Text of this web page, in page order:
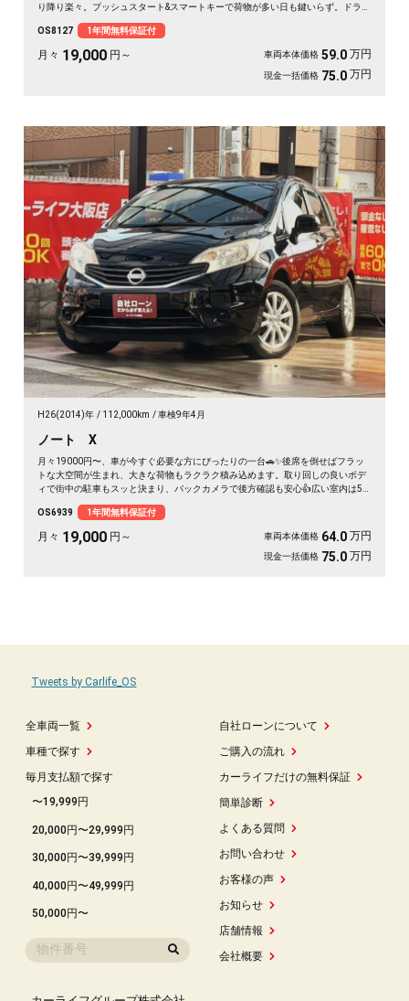
り降り楽々。プッシュスタート&スマートキーで荷物が多い日も鍵いらず。ドライ
ラットシートで一息つける、そんな相棒になる1台。《1年保証付》💫👍
OS8127 1年間無料保証付
月々 19,000 円～ 車両本体価格 59.0 万円
現金一括価格 75.0 万円
H26(2014)年 112,000km 車検9年4月
ノート X
月々19000円〜、車が今すぐ必要な方にぴったりの一台🚗✨後席を倒せばフラッ
トな大空間が生まれ、大きな荷物もラクラク積み込めます。取り回しの良いボデ
ィで街中の駐車もスッと決まり、バックカメラで後方確認も安心👍広い室内は5
通勤から週末の外出まで頼れる相棒に💫走行距離もまだまだ元気。《1年保証
付》
OS6939 1年間無料保証付
月々 19,000 円～ 車両本体価格 64.0 万円
現金一括価格 75.0 万円
全車両一覧
車種で探す
毎月支払額で探す
〜19,999円
20,000円〜29,999円
30,000円〜39,999円
40,000円〜49,999円
50,000円〜
自社ローンについて
ご購入の流れ
カーライフだけの無料保証
簡単診断
よくある質問
お問い合わせ
お客様の声
お知らせ
店舗情報
会社概要
Tweets by Carlife_OS